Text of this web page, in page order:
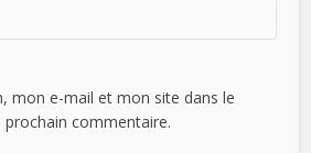
mon e-mail et mon site dans le
commentaire.